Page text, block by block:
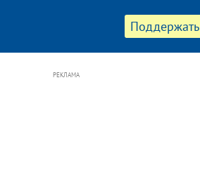
Поддержать
РЕКЛАМА